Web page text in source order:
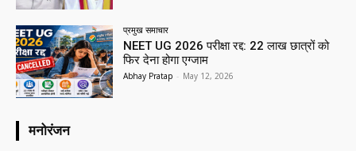
प्रमुख समाचार‎
NEET UG 2026 परीक्षा रद्द: 22 लाख छात्रों को
फिर देना होगा एग्जाम
Abhay Pratap - May 12, 2026
मनोरंजन